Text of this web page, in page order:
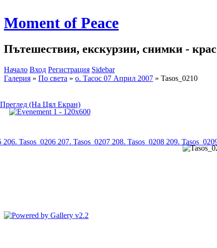
Moment of Peace
Пътешествия, екскурзии, снимки -
Начало Вход Регистрация Sidebar
Галерия » По света » о. Тасос 07 Април 2007 » Tasos_0210
Преглед (На Цял Екран)
206. Tasos_0206 207. Tasos_0207 208. Tasos_0208 209.